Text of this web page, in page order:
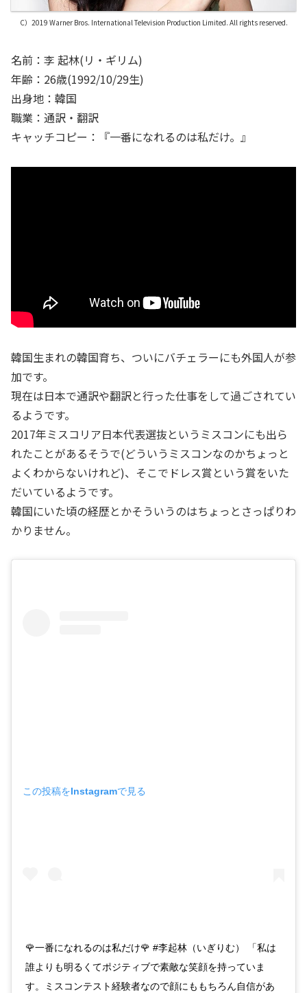
C）2019 Warner Bros. International Television Production Limited. All rights reserved.
名前：李 起林(リ・ギリム)
年齢：26歳(1992/10/29生)
出身地：韓国
職業：通訳・翻訳
キャッチコピー：『一番になれるのは私だけ。』
韓国生まれの韓国育ち、ついにバチェラーにも外国人が参
加です。
現在は日本で通訳や翻訳と行った仕事をして過ごされてい
るようです。
2017年ミスコリア日本代表選抜というミスコンにも出ら
れたことがあるそうで(どういうミスコンなのかちょっと
よくわからないけれど)、そこでドレス賞という賞をいた
だいているようです。
韓国にいた頃の経歴とかそういうのはちょっとさっぱりわ
かりません。
この投稿をInstagramで見る
🌹一番になれるのは私だけ🌹 #李起林（いぎりむ） 「私は
誰よりも明るくてポジティブで素敵な笑顔を持っていま
す。ミスコンテスト経験者なので顔にももちろん自信があ